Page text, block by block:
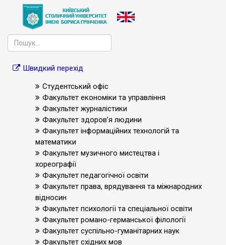
Швидкий перехід
Студентський офіс
Факультет економіки та управління
Факультет журналістики
Факультет здоров’я людини
Факультет інформаційних технологій та
математики
Факультет музичного мистецтва і
хореографії
Факультет педагогічної освіти
Факультет права, врядування та міжнародних
відносин
Факультет психології та спеціальної освіти
Факультет романо-германської філології
Факультет суспільно-гуманітарних наук
Факультет східних мов